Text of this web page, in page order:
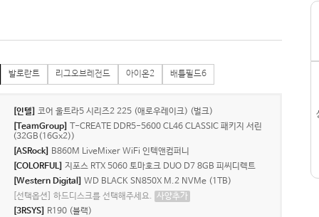
발로란트 리그오브레전드 아이온2 배틀필드6
[인텔]
코어 울트라5 시리즈2 225 (애로우레이크) (벌크)
[TeamGroup]
T-CREATE DDR5-5600 CL46 CLASSIC 패키지 서린
(32GB(16Gx2))
[ASRock] B860M LiveMixer WiFi 인텍앤컴퍼니
[COLORFUL] 지포스 RTX 5060 토마호크 DUO D7 8GB 피씨디렉트
[Western Digital] WD BLACK SN850X M.2 NVMe (1TB)
[선택옵션] 하드디스크를 선택해주세요. 사양추가
[3RSYS]
R190 (블랙)